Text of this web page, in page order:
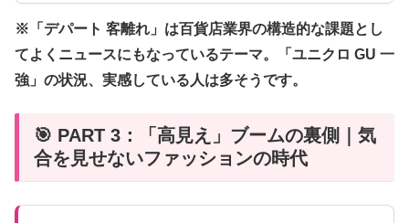
※「デパート 客離れ」は百貨店業界の構造的な課題とし
てよくニュースにもなっているテーマ。「ユニクロ GU 一
強」の状況、実感している人は多そうです。
🎯 PART 3：「高見え」ブームの裏側｜気
合を見せないファッションの時代